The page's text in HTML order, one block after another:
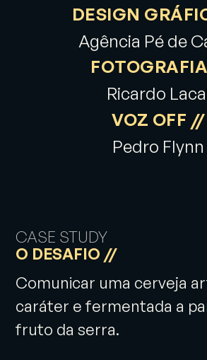
DESIGN
Agência Pé de
Ricardo
VOZ OFF //
Pedro Flynn
CASE STUDY
O DESAFIO //
Comunicar uma cerveja
caráter e fermentada a
fruto da serra.